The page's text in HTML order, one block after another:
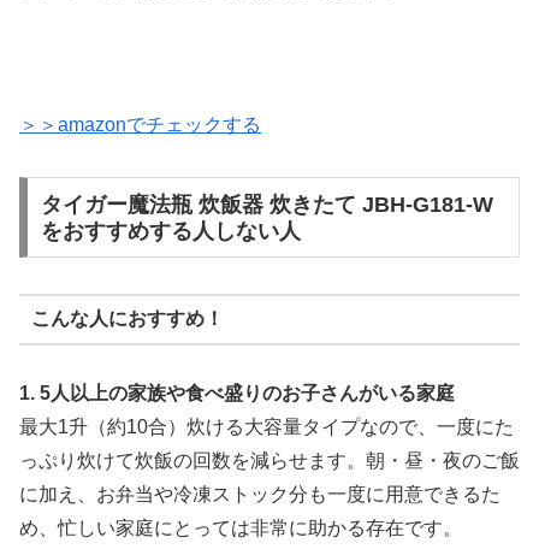
＞＞amazonでチェックする
タイガー魔法瓶 炊飯器 炊きたて JBH-G181-W
をおすすめする人しない人
こんな人におすすめ！
1. 5人以上の家族や食べ盛りのお子さんがいる家庭
最大1升（約10合）炊ける大容量タイプなので、一度にた
っぷり炊けて炊飯の回数を減らせます。朝・昼・夜のご飯
に加え、お弁当や冷凍ストック分も一度に用意できるた
め、忙しい家庭にとっては非常に助かる存在です。